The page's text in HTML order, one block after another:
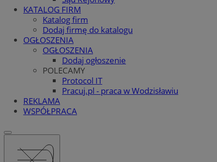
KATALOG FIRM
Katalog firm
Dodaj firmę do katalogu
OGŁOSZENIA
OGŁOSZENIA
Dodaj ogłoszenie
POLECAMY
Protocol IT
Pracuj.pl - praca w Wodzisławiu
REKLAMA
WSPÓŁPRACA